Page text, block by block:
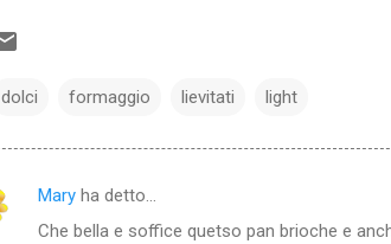
dolci formaggio lievitati light
Mary ha detto…
Che bella e soffice quetso pan brioche e